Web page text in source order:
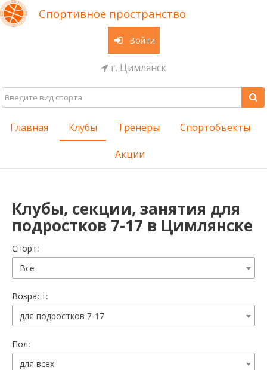
Спортивное пространство
Войти
г. Цимлянск
Главная Клубы Тренеры Спортобъекты
Акции
Клубы, секции, занятия для
подростков 7-17 в Цимлянске
Cпорт:
Все
Возраст:
для подростков 7-17
Пол:
для всех